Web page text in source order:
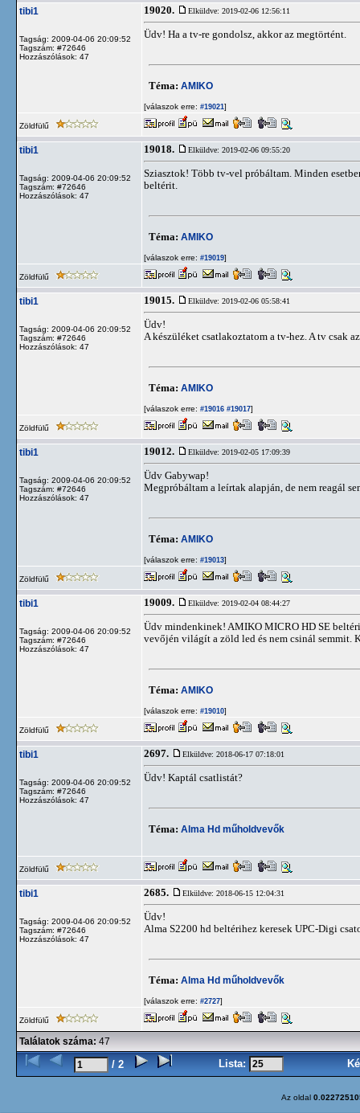
tibi1
Tagság: 2009-04-06 20:09:52
Tagszám: #72646
Hozzászólások: 47
19020. Elküldve: 2019-02-06 12:56:11
Üdv! Ha a tv-re gondolsz, akkor az megtörtént.
Téma: AMIKO
[válaszok erre: #19021]
Zöldfülű
tibi1
Tagság: 2009-04-06 20:09:52
Tagszám: #72646
Hozzászólások: 47
19018. Elküldve: 2019-02-06 09:55:20
Sziasztok! Több tv-vel próbáltam. Minden
beltérit.
Téma: AMIKO
[válaszok erre: #19019]
Zöldfülű
tibi1
Tagság: 2009-04-06 20:09:52
Tagszám: #72646
Hozzászólások: 47
19015. Elküldve: 2019-02-06 05:58:41
Üdv!
A készüléket csatlakoztatom a tv-hez. A tv csak
Téma: AMIKO
[válaszok erre: #19016 #19017]
Zöldfülű
tibi1
Tagság: 2009-04-06 20:09:52
Tagszám: #72646
Hozzászólások: 47
19012. Elküldve: 2019-02-05 17:09:39
Üdv Gabywap!
Megpróbáltam a leírtak alapján, de nem reagál
Téma: AMIKO
[válaszok erre: #19013]
Zöldfülű
tibi1
Tagság: 2009-04-06 20:09:52
Tagszám: #72646
Hozzászólások: 47
19009. Elküldve: 2019-02-04 08:44:27
Üdv mindenkinek! AMIKO MICRO HD SE
vevőjén világít a zöld led és nem csinál semmit.
Téma: AMIKO
[válaszok erre: #19010]
Zöldfülű
tibi1
Tagság: 2009-04-06 20:09:52
Tagszám: #72646
Hozzászólások: 47
2697. Elküldve: 2018-06-17 07:18:01
Üdv! Kaptál csatlistát?
Téma: Alma Hd műholdvevők
Zöldfülű
tibi1
Tagság: 2009-04-06 20:09:52
Tagszám: #72646
Hozzászólások: 47
2685. Elküldve: 2018-06-15 12:04:31
Üdv!
Alma S2200 hd beltérihez keresek UPC-Digi
Téma: Alma Hd műholdvevők
[válaszok erre: #2727]
Zöldfülű
Találatok száma: 47
/ 2 Lista:
Az oldal